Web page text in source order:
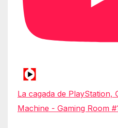
La cagada de PlayStation,
Machine - Gaming Room